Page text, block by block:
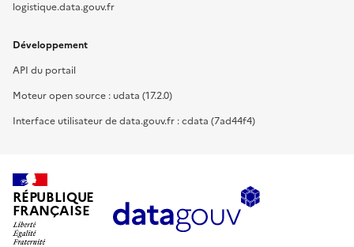
logistique.data.gouv.fr
Développement
API du portail
Moteur open source : udata (17.2.0)
Interface utilisateur de data.gouv.fr : cdata (7ad44f4)
RÉPUBLIQUE
FRANÇAISE